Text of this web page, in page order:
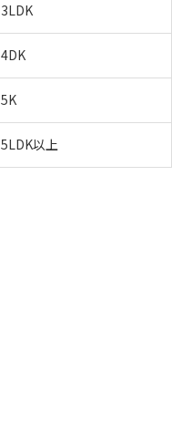
3LDK
4DK
5K
5LDK以上